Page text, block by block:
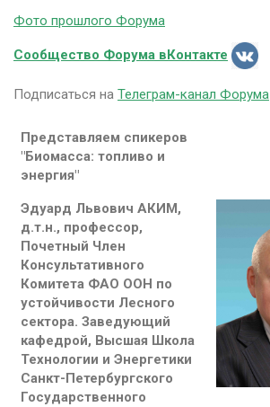
Фото прошлого Форума
Сообщество Форума вКонтакте
Подписаться на Телеграм-канал Форума
Представляем спикеров
"Биомасса: топливо и
энергия"
Эдуард Львович АКИМ,
д.т.н., профессор,
Почетный Член
Консультативного
Комитета ФАО ООН по
устойчивости Лесного
сектора. Заведующий
кафедрой, Высшая Школа
Технологии и Энергетики
Санкт-Петербургского
Государственного